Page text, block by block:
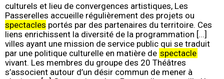
culturels et lieu de convergences artistiques, Les
Passerelles accueille régulièrement des projets ou
spectacles portés par des partenaires du territoire. Ces
liens enrichissent la diversité de la programmation [...]
villes ayant une mission de service public qui se traduit
par une politique culturelle en matière de spectacle
vivant. Les membres du groupe des 20 Théâtres
s’associent autour d’un désir commun de mener à